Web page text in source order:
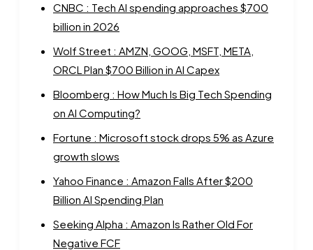
CNBC : Tech AI spending approaches $700
billion in 2026
Wolf Street : AMZN, GOOG, MSFT, META,
ORCL Plan $700 Billion in AI Capex
Bloomberg : How Much Is Big Tech Spending
on AI Computing?
Fortune : Microsoft stock drops 5% as Azure
growth slows
Yahoo Finance : Amazon Falls After $200
Billion AI Spending Plan
Seeking Alpha : Amazon Is Rather Old For
Negative FCF